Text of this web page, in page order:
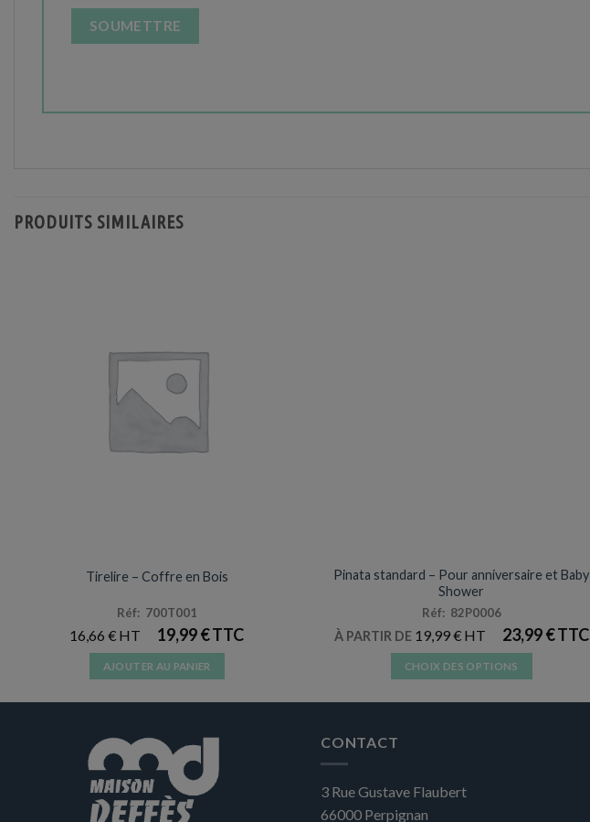
PRODUITS SIMILAIRES
Tirelire – Coffre en Bois
Réf: 700T001
16,66€ 19,99€
AJOUTER AU PANIER
Pinata standard – Pour anniversaire et Baby
Shower
Réf: 82P0006
À PARTIR DE 19,99€ 23,99€
CHOIX DES OPTIONS
Les
CONTACT
3 Rue Gustave Flaubert
66000 Perpignan